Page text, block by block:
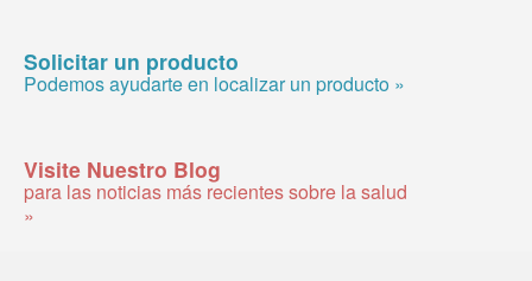
Solicitar un producto
Podemos ayudarte en localizar un producto »
Visite Nuestro Blog
para las noticias más recientes sobre la salud
»